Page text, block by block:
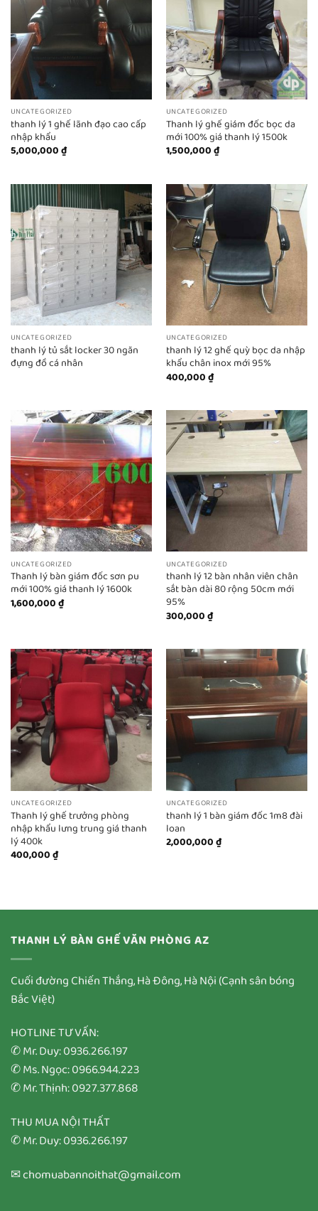
UNCATEGORIZED
thanh lý 1 ghế lãnh đạo cao cấp
nhập khẩu
5,000,000₫
UNCATEGORIZED
Thanh lý ghế giám đốc bọc da
mới 100% giá thanh lý 1500k
1,500,000₫
UNCATEGORIZED
thanh lý tủ sắt locker 30 ngăn
đựng đồ cá nhân
UNCATEGORIZED
thanh lý 12 ghế quỳ bọc da nhập
khẩu chân inox mới 95%
400,000₫
UNCATEGORIZED
Thanh lý bàn giám đốc sơn pu
mới 100% giá thanh lý 1600k
1,600,000₫
UNCATEGORIZED
thanh lý 12 bàn nhân viên chân
sắt bàn dài 80 rộng 50cm mới
95%
300,000₫
UNCATEGORIZED
Thanh lý ghế trưởng phòng
nhập khẩu lưng trung giá thanh
lý 400k
400,000₫
UNCATEGORIZED
thanh lý 1 bàn giám đốc 1m8 đài
loan
2,000,000₫
THANH LÝ BÀN GHẾ VĂN PHÒNG AZ
Cuối đường Chiến Thắng, Hà Đông, Hà Nội (Cạnh sân bóng
Bắc Việt)
HOTLINE TƯ VẤN:
✆ Mr. Duy: 0936.266.197
✆ Ms. Ngọc: 0966.944.223
✆ Mr. Thịnh: 0927.377.868
THU MUA NỘI THẤT
✆ Mr. Duy: 0936.266.197
✉ chomuabannoithat@gmail.com